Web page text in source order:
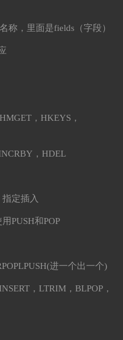
称，里面是fields（字段）
，HKEYS，
，HDEL
定插入
PUSH和POP
进一个出一个)
，LTRIM，BLPOP，